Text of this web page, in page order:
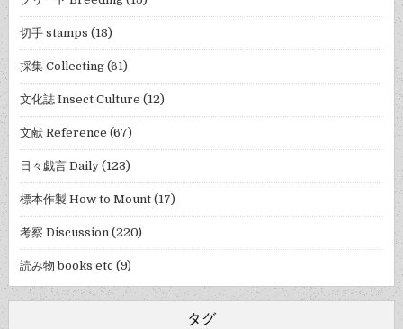
切手 stamps (18)
採集 Collecting (61)
文化誌 Insect Culture (12)
文献 Reference (67)
日々戯言 Daily (123)
標本作製 How to Mount (17)
考察 Discussion (220)
読み物 books etc (9)
タグ